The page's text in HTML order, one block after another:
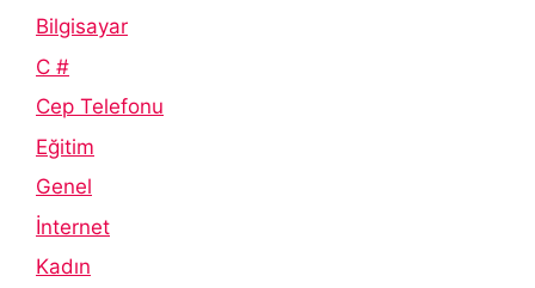
Bilgisayar
C #
Cep Telefonu
Eğitim
Genel
İnternet
Kadın